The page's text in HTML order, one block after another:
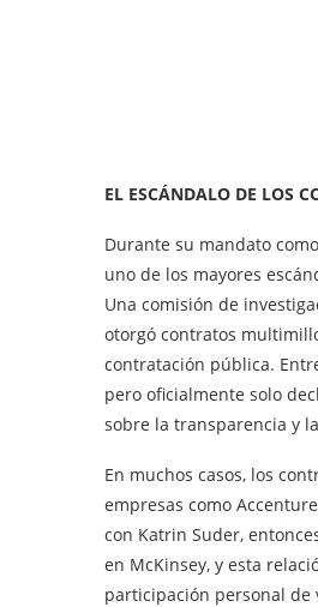
EL ESCÁNDALO DE LOS
Durante su mandato
uno de los mayores
Una comisión de
otorgó contratos
contratación pública.
pero oficialmente solo
sobre la transparencia y
En muchos casos, los
empresas como
con Katrin Suder,
en McKinsey, y esta
participación personal de